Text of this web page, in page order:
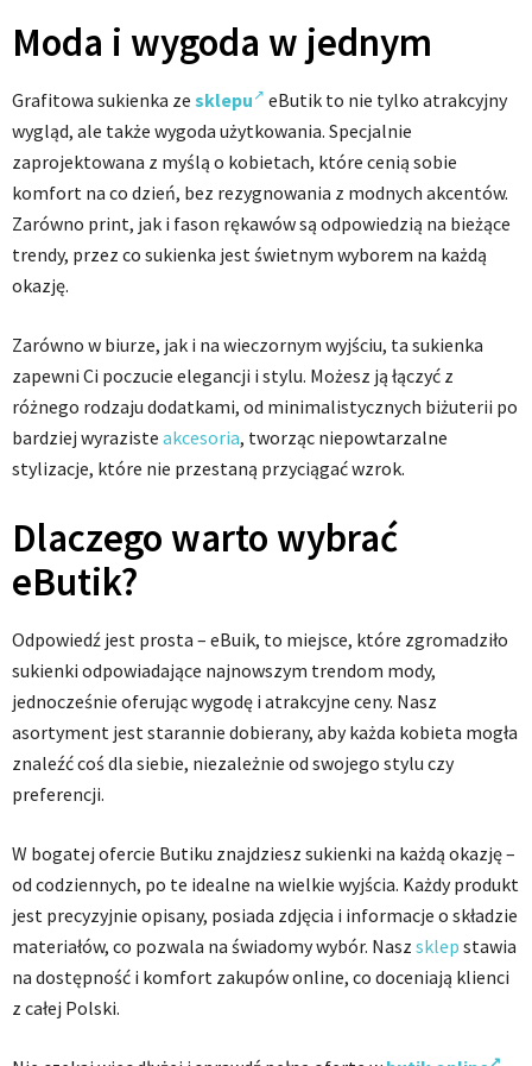
Moda i wygoda w jednym
Grafitowa sukienka ze sklepu
eButik to nie tylko atrakcyjny
wygląd, ale także wygoda użytkowania. Specjalnie
zaprojektowana z myślą o kobietach, które cenią sobie
komfort na co dzień, bez rezygnowania z modnych akcentów.
Zarówno print, jak i fason rękawów są odpowiedzią na bieżące
trendy, przez co sukienka jest świetnym wyborem na każdą
okazję.
Zarówno w biurze, jak i na wieczornym wyjściu, ta sukienka
zapewni Ci poczucie elegancji i stylu. Możesz ją łączyć z
różnego rodzaju dodatkami, od minimalistycznych biżuterii po
bardziej wyraziste akcesoria, tworząc niepowtarzalne
stylizacje, które nie przestaną przyciągać wzrok.
Dlaczego warto wybrać
eButik?
Odpowiedź jest prosta – eBuik, to miejsce, które zgromadziło
sukienki odpowiadające najnowszym trendom mody,
jednocześnie oferując wygodę i atrakcyjne ceny. Nasz
asortyment jest starannie dobierany, aby każda kobieta mogła
znaleźć coś dla siebie, niezależnie od swojego stylu czy
preferencji.
W bogatej ofercie Butiku znajdziesz sukienki na każdą okazję –
od codziennych, po te idealne na wielkie wyjścia. Każdy produkt
jest precyzyjnie opisany, posiada zdjęcia i informacje o składzie
materiałów, co pozwala na świadomy wybór. Nasz sklep stawia
na dostępność i komfort zakupów online, co doceniają klienci
z całej Polski.